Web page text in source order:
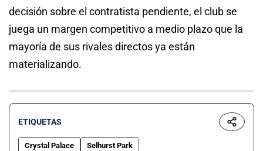
decisión sobre el contratista pendiente, el club se
juega un margen competitivo a medio plazo que la
mayoría de sus rivales directos ya están
materializando.
ETIQUETAS
Crystal Palace Selhurst Park